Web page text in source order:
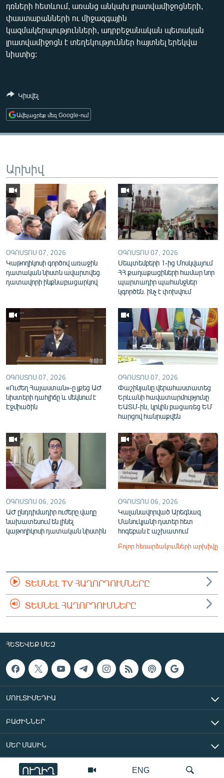
ՏԵՍԱՆՅՈՒԹԵՐ
ԲԱՆԱՎԵՃ
ՁԳՏԵԼՈՎ ԼԱՎԱԳՈՒՅՆԻՆ
Հայերեն
English
Русский
«Ազատության» բոլոր կայքերը
ENG
ՈՒՂԻՂ
Auto 240p 360p
720p 1080p
480p
720p
1080p
դռների հետևում, առանց անկախ լրատվամիջոցների,
փաստաբանների ու միջազգային
կազմակերպությունների, ադրբեջանական պետական
լրատվամիջոցն է տեղեկություններ հայտնել երեկվա
նիստից:
Կիսվել
Ավելացրեք մեզ Google-ում
Արխիվ
ՕԳՈՍՏՈՍ 07, 2026
Կաթողիկոսի գործով առաջին
դատական նիստն ավարտվեց
դատավորի ինքնաբացարկով
ՕԳՈՍՏՈՍ 07, 2026
Սեպտեմբերի 1-ից Մոսկվայում
ՀՀ քաղաքացիների համար նոր
պարտադիր պահանջներ
կգործեն. ինչ է փոխվում
ՕԳՈՍՏՈՍ 07, 2026
«Ուժեղ Հայաստան»-ը լքեց ԱԺ
նիստերի դահլիճը և մեկնում է
Էջմիածին
ՕԳՈՍՏՈՍ 07, 2026
Փաշինյանը վերահաստատեց
Երևանի հավատարմությունը
ԵԱՏՄ-ին, կրկին բացառեց ԵՄ
հարցով հանրաքվեն
ՕԳՈՍՏՈՍ 06, 2026
ԱԺ ընդդիմադիր ուժերը վաղը
նախատեսում են լինել
կաթողիկոսի դատական նիստին
ՕԳՈՍՏՈՍ 06, 2026
Կալանավորված Արեգնազ
Մանուկյանի դստեր հետ
հոգեբան է աշխատում
Բոլոր հեռարձակումների արխիվը
ՏԵՍՆԵԼ TV ՀԱՂՈՐԴՈՒՄՆԵՐԸ
ՏԵՍՆԵԼ ՀԱՂՈՐԴՈՒՄՆԵՐԸ
ՀԵՏԵՎԵՔ ՄԵԶ
ՄՈՒԼՏԻՄԵԴԻԱ
ԲԱԺԻՆՆԵՐ
ՄԵՐ ՄԱՍԻՆ
«Ազատ Եվրոպա/Ազատություն» ռադիոկայան © 2026